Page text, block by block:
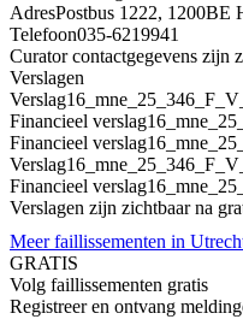
AdresPostbus 1222,
Telefoon035-6219941
Curator contactgegevens zijn
Verslagen
Verslag
Financieel verslag
Financieel verslag
Verslag
Financieel verslag
Verslagen zijn zichtbaar na
Meer faillissementen in
GRATIS
Volg faillissementen gratis
Registreer en ontvang